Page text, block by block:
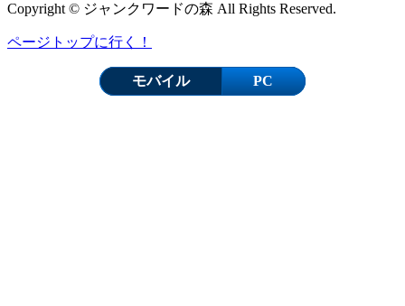
Copyright © ジャンクワードの森 All Rights Reserved.
ページトップに行く！
モバイル PC